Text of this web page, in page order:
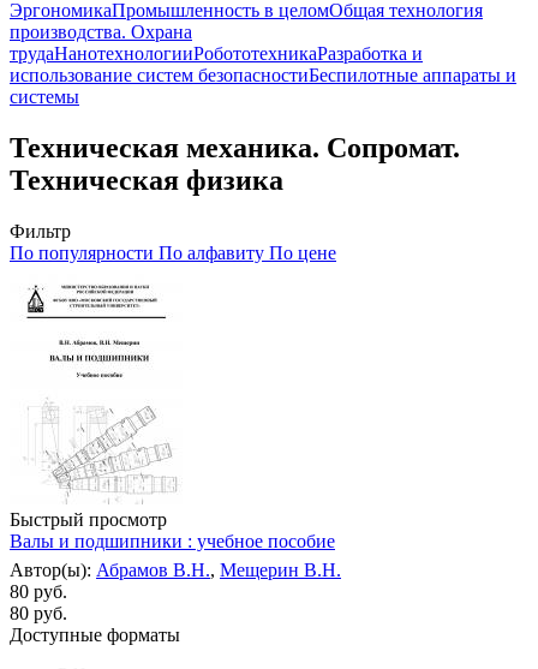
ЭргономикаПромышленность в целомОбщая технология
производства. Охрана
трудаНанотехнологииРобототехникаРазработка и
использование систем безопасностиБеспилотные аппараты и
системы
Техническая механика. Сопромат.
Техническая физика
Фильтр
По популярности По алфавиту По цене
Быстрый просмотр
Валы и подшипники : учебное пособие
Автор(ы): Абрамов В.Н., Мещерин В.Н.
80 руб.
80 руб.
Доступные форматы